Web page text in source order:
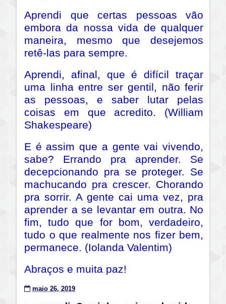
Aprendi que certas pessoas vão
embora da nossa vida de qualquer
maneira, mesmo que desejemos
retê-las para sempre.
Aprendi, afinal, que é difícil traçar
uma linha entre ser gentil, não ferir
as pessoas, e saber lutar pelas
coisas em que acredito. (William
Shakespeare)
E é assim que a gente vai vivendo,
sabe? Errando pra aprender. Se
decepcionando pra se proteger. Se
machucando pra crescer. Chorando
pra sorrir. A gente cai uma vez, pra
aprender a se levantar em outra. No
fim, tudo que for bom, verdadeiro,
tudo o que realmente nos fizer bem,
permanece. (Iolanda Valentim)
Abraços e muita paz!
maio 26, 2019